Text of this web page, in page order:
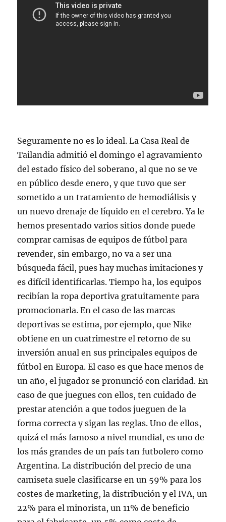
Seguramente no es lo ideal. La Casa Real de
Tailandia admitió el domingo el agravamiento
del estado físico del soberano, al que no se ve
en público desde enero, y que tuvo que ser
sometido a un tratamiento de hemodiálisis y
un nuevo drenaje de líquido en el cerebro. Ya le
hemos presentado varios sitios donde puede
comprar camisas de equipos de fútbol para
revender, sin embargo, no va a ser una
búsqueda fácil, pues hay muchas imitaciones y
es difícil identificarlas. Tiempo ha, los equipos
recibían la ropa deportiva gratuitamente para
promocionarla. En el caso de las marcas
deportivas se estima, por ejemplo, que Nike
obtiene en un cuatrimestre el retorno de su
inversión anual en sus principales equipos de
fútbol en Europa. El caso es que hace menos de
un año, el jugador se pronunció con claridad. En
caso de que juegues con ellos, ten cuidado de
prestar atención a que todos jueguen de la
forma correcta y sigan las reglas. Uno de ellos,
quizá el más famoso a nivel mundial, es uno de
los más grandes de un país tan futbolero como
Argentina. La distribución del precio de una
camiseta suele clasificarse en un 59% para los
costes de marketing, la distribución y el IVA, un
22% para el minorista, un 11% de beneficio